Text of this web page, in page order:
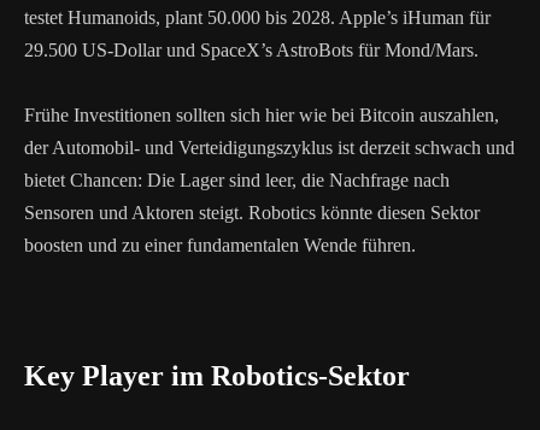
testet Humanoids, plant 50.000 bis 2028. Apple’s iHuman für
29.500 US-Dollar und SpaceX’s AstroBots für Mond/Mars.
Frühe Investitionen sollten sich hier wie bei Bitcoin auszahlen,
der Automobil- und Verteidigungszyklus ist derzeit schwach und
bietet Chancen: Die Lager sind leer, die Nachfrage nach
Sensoren und Aktoren steigt. Robotics könnte diesen Sektor
boosten und zu einer fundamentalen Wende führen.
Key Player im Robotics-Sektor